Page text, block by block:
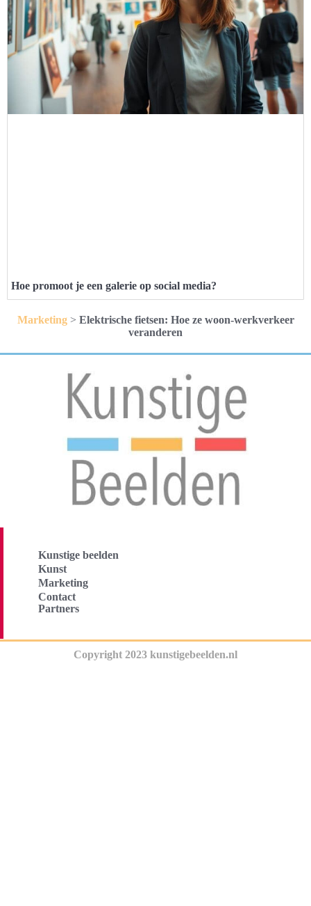
Hoe promoot je een galerie op social media?
Marketing> Elektrische fietsen: Hoe ze woon-werkverkeer
veranderen
Kunstige beelden
Kunst
Marketing
Contact
Partners
Copyright 2023 kunstigebeelden.nl